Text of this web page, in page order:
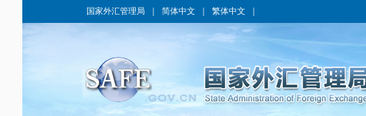
国家外汇管理局 简体中文 繁体中文